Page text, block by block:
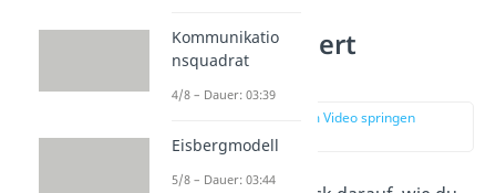
Wie funktioniert
Reframing?
zur Stelle im Video springen
(01:43)
Kommunikatio
nsquadrat
4/8 – Dauer: 03:39
Eisbergmodell
5/8 – Dauer: 03:44